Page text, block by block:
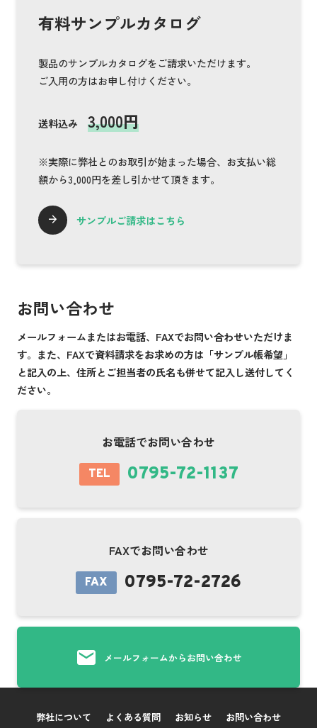
有料サンプルカタログ
製品のサンプルカタログをご請求いただけます。
ご入用の方はお申し付けください。
送料込み 3,000円
※実際に弊社とのお取引が始まった場合、お支払い総
額から3,000円を差し引かせて頂きます。
サンプルご請求はこちら
お問い合わせ
メールフォームまたはお電話、FAXでお問い合わせいただけま
す。また、FAXで資料請求をお求めの方は「サンプル帳希望」
と記入の上、住所とご担当者の氏名も併せて記入し送付してく
ださい。
お電話でお問い合わせ
TEL 0795-72-1137
FAXでお問い合わせ
FAX 0795-72-2726
メールフォームからお問い合わせ
弊社について よくある質問 お知らせ お問い合わせ